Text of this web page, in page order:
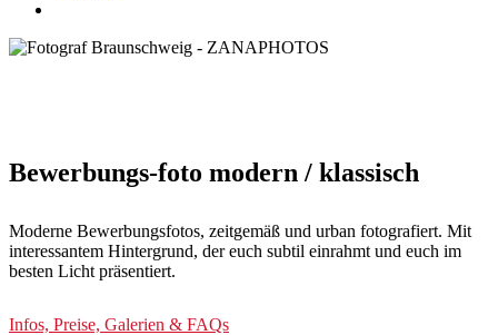
Bewerbungs-foto modern / klassisch
Moderne Bewerbungsfotos, zeitgemäß und urban fotografiert. Mit
interessantem Hintergrund, der euch subtil einrahmt und euch im
besten Licht präsentiert.
Infos, Preise, Galerien & FAQs